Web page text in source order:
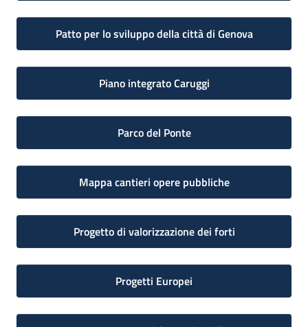
Patto per lo sviluppo della città di Genova
Piano integrato Caruggi
Parco del Ponte
Mappa cantieri opere pubbliche
Progetto di valorizzazione dei forti
Progetti Europei